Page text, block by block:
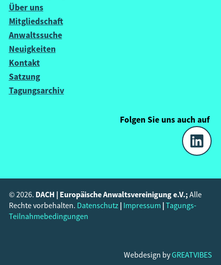
Über uns
Mitgliedschaft
Anwaltssuche
Neuigkeiten
Kontakt
Satzung
Tagungsarchiv
Folgen Sie unsauchauf
© 2026. DACH | Europäische Anwaltsvereinigung e.V.; Alle
Rechte vorbehalten. Datenschutz | Impressum | Tagungs-
Teilnahmebedingungen
Webdesign byGREATVIBES